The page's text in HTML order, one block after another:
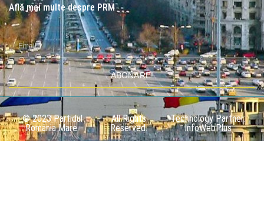
Află mai multe despre PRM
ABONARE!
© 2023 Partidul
România Mare.
All Rights
Reserved.
Technology Partner:
InfoWebPlus